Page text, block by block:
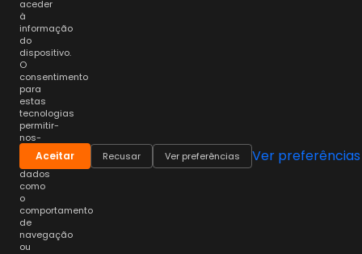
aceder
à
informação
do
dispositivo.
O
consentimento
para
estas
tecnologias
permitir-
nos-
á
processar
dados
como
o
comportamento
de
navegação
ou
Aceitar Recusar Ver preferências Ver preferências